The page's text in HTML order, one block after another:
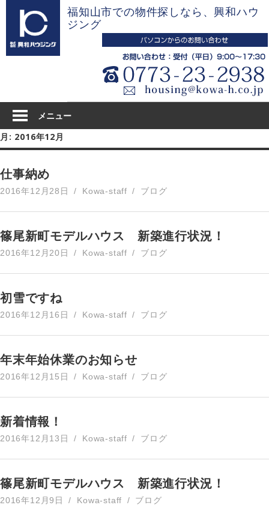
ッ
プ
福知山市での物件探しなら、興和ハウ
ジング
メニュー
月: 2016年12月
仕事納め
2016年12月28日 Kowa-staff ブログ
篠尾新町モデルハウス 新築進行状況！
2016年12月20日 Kowa-staff ブログ
初雪ですね
2016年12月16日 Kowa-staff ブログ
年末年始休業のお知らせ
2016年12月15日 Kowa-staff ブログ
新着情報！
2016年12月13日 Kowa-staff ブログ
篠尾新町モデルハウス 新築進行状況！
2016年12月9日 Kowa-staff ブログ